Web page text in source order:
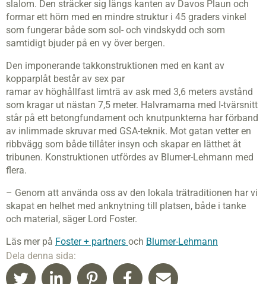
slalom. Den sträcker sig längs kanten av Davos Plaun och
formar ett hörn med en mindre struktur i 45 graders vinkel
som fungerar både som sol- och vindskydd och som
samtidigt bjuder på en vy över bergen.
Den imponerande takkonstruktionen med en kant av
kopparplåt består av sex par
ramar av höghållfast limträ av ask med 3,6 meters avstånd
som kragar ut nästan 7,5 meter. Halvramarna med I-tvärsnitt
står på ett betongfundament och knutpunkterna har förband
av inlimmade skruvar med GSA-teknik. Mot gatan vetter en
ribbvägg som både tillåter insyn och skapar en lätthet åt
tribunen. Konstruktionen utfördes av Blumer-Lehmann med
flera.
– Genom att använda oss av den lokala trätraditionen har vi
skapat en helhet med anknytning till platsen, både i tanke
och material, säger Lord Foster.
Läs mer på Foster + partners och Blumer-Lehmann
Dela denna sida: